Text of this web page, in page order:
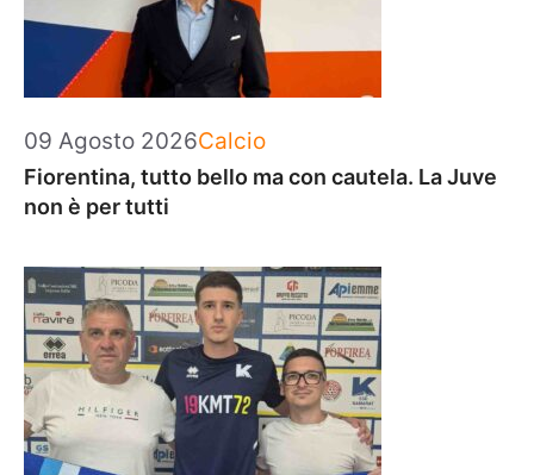
09 Agosto 2026Categorie
Calcio
Fiorentina, tutto bello ma con cautela. La Juve
non è per tutti